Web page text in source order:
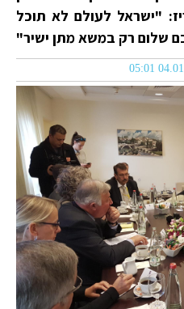
"ישראל לעולם לא תוכל
שלום רק במשא מתן ישיר"